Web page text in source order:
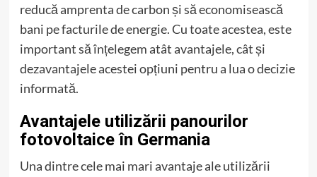
reducă amprenta de carbon și să economisească
bani pe facturile de energie. Cu toate acestea, este
important să înțelegem atât avantajele, cât și
dezavantajele acestei opțiuni pentru a lua o decizie
informată.
Avantajele utilizării panourilor
fotovoltaice în Germania
Una dintre cele mai mari avantaje ale utilizării